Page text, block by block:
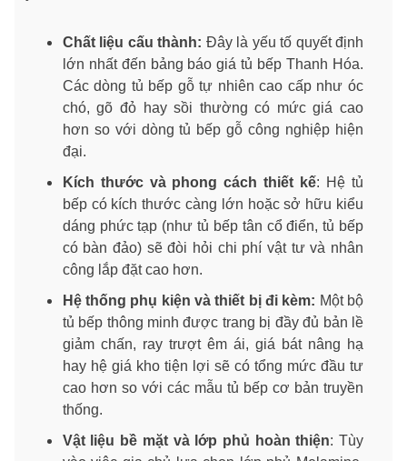
Chất liệu cấu thành: Đây là yếu tố quyết định
lớn nhất đến bảng báo giá tủ bếp Thanh Hóa.
Các dòng tủ bếp gỗ tự nhiên cao cấp như óc
chó, gõ đỏ hay sồi thường có mức giá cao
hơn so với dòng tủ bếp gỗ công nghiệp hiện
đại.
Kích thước và phong cách thiết kế: Hệ tủ
bếp có kích thước càng lớn hoặc sở hữu kiểu
dáng phức tạp (như tủ bếp tân cổ điển, tủ bếp
có bàn đảo) sẽ đòi hỏi chi phí vật tư và nhân
công lắp đặt cao hơn.
Hệ thống phụ kiện và thiết bị đi kèm: Một bộ
tủ bếp thông minh được trang bị đầy đủ bản lề
giảm chấn, ray trượt êm ái, giá bát nâng hạ
hay hệ giá kho tiện lợi sẽ có tổng mức đầu tư
cao hơn so với các mẫu tủ bếp cơ bản truyền
thống.
Vật liệu bề mặt và lớp phủ hoàn thiện: Tùy